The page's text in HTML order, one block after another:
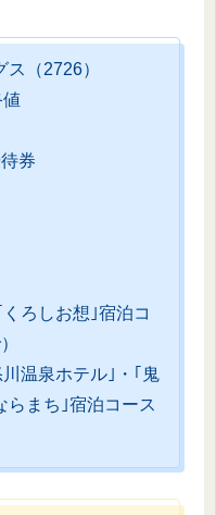
（2726）
券
ろしお想｣宿泊コ
温泉ホテル｣・｢鬼
らまち｣宿泊コース